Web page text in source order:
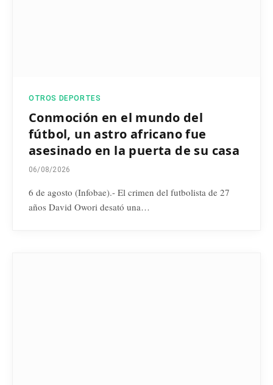
OTROS DEPORTES
Conmoción en el mundo del
fútbol, un astro africano fue
asesinado en la puerta de su casa
06/08/2026
6 de agosto (Infobae).- El crimen del futbolista de 27
años David Owori desató una…